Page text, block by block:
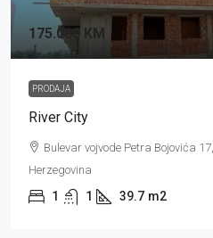
175.000 KM
PRODAJA
River City
Bulevar vojvode Petra Bojovića
Herzegovina
1 1 39.7 m2